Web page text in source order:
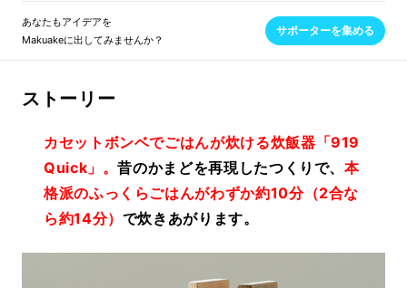
あなたもアイデアを
Makuakeに出してみませんか？
サポーターを集める
ストーリー
カセットボンベでごはんが炊ける炊飯器「919
Quick」。昔のかまどを再現したつくりで、本
格派のふっくらごはんがわずか約10分（2合な
ら約14分） で炊きあがります。